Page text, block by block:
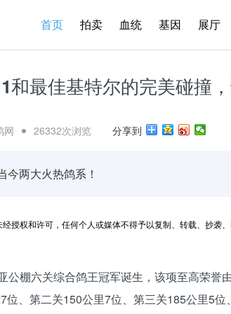
首页 拍卖 血统 基因 展厅
和最佳基特尔的完美碰撞
网 26332次浏览 分享到
今两大火热鸽系！
授权和许可，任何个人或媒体不得予以复制、转载、抄袭
公棚六关综合鸽王冠军诞生，该项至高荣誉
位、第二关150公里7位、第三关185公里5